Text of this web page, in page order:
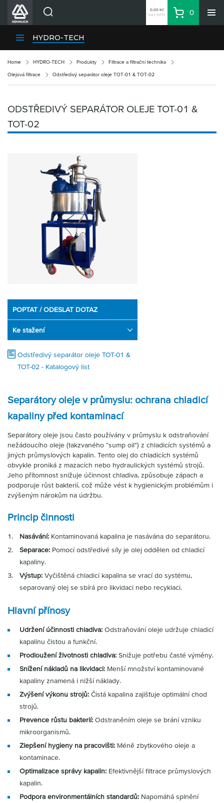
Divize HENNLICH
Blog
Kontakty
Přihlásit se
Nákupní seznam
Partner Zone
0,00 Kč
bez DPH
Košík
0
HYDRO-TECH
Home HYDRO-TECH Produkty Filtrace a filtrační technika
Olejová filtrace Odstředivý separátor oleje TOT-01 & TOT-02
ODSTŘEDIVÝ SEPARÁTOR OLEJE TOT-01 &
TOT-02
POPTAT / ODESLAT DOTAZ
Ke stažení
Odstředivý separátor oleje TOT-01 &
TOT-02 - Katalogový list
Separátory oleje v průmyslu: ochrana chladicí
kapaliny před kontaminací
Separátory oleje jsou často používány v průmyslu k odstraňování
nežádoucího oleje (takzvaného "sump oil") z chladicích systémů a
jiných průmyslových kapalin. Tento olej do chladicích systémů
obvykle proniká z mazacích nebo hydraulických systémů strojů.
Jeho přítomnost snižuje účinnost chladiva, způsobuje zápach a
podporuje růst bakterií, což může vést k hygienickým problémům i
zvýšeným nárokům na údržbu.
Princip činnosti
Nasávání: Kontaminovaná kapalina je nasávána do separátoru.
Separace: Pomocí odstředivé síly je olej oddělen od chladicí
kapaliny.
Výstup: Vyčištěná chladicí kapalina se vrací do systému,
separovaný olej se sbírá pro likvidaci nebo recyklaci.
Hlavní přínosy
Udržení účinnosti chladiva: Odstraňování oleje udržuje chladicí
kapalinu čistou a funkční.
Prodloužení životnosti chladiva: Snižuje potřebu časté výměny.
Snížení nákladů na likvidaci: Menší množství kontaminované
kapaliny znamená i nižší náklady.
Zvýšení výkonu strojů: Čistá kapalina zajišťuje optimální chod
strojů.
Prevence růstu bakterií: Odstraněním oleje se brání vzniku
mikroorganismů.
Zlepšení hygieny na pracovišti: Méně zbytkového oleje a
kontaminace.
Optimalizace správy kapalin: Efektivnější filtrace průmyslových
kapalin.
Podpora environmentálních standardů: Napomáhá splnění